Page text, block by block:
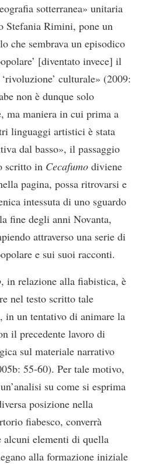
sotterranea» unitaria
Stefania Rimini, pone un
che sembrava un episodico
[diventato invece] il
culturale» (2009:
non è dunque solo
ma maniera in cui prima a
linguaggi artistici è stata
dal basso», il passaggio
scritto in Cecafumo diviene
pagina, possa ritrovarsi e
intessuta di uno sguardo
fine degli anni Novanta,
attraverso una serie di
e sui suoi racconti.
, in relazione alla fiabistica, è
nel testo scritto tale
in un tentativo di animare la
il precedente lavoro di
sul materiale narrativo
55-60). Per tale motivo,
su come si esprima
posizione nella
fiabesco, converrà
alcuni elementi di quella
alla formazione iniziale